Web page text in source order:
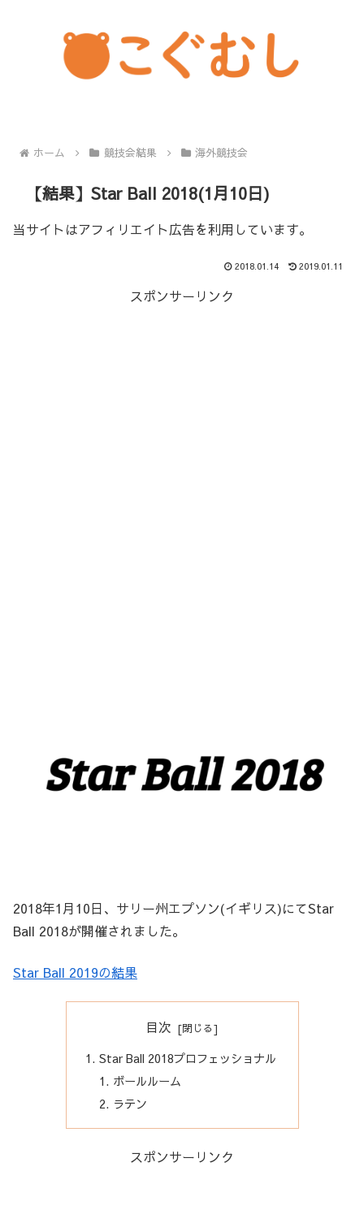
ホーム 競技会結果 海外競技会
【結果】Star Ball 2018(1月10日)
当サイトはアフィリエイト広告を利用しています。
2018.01.14 2019.01.11
スポンサーリンク
2018年1月10日、サリー州エプソン(イギリス)にてStar
Ball 2018が開催されました。
Star Ball 2019の結果
目次
Star Ball 2018プロフェッショナル
ボールルーム
ラテン
スポンサーリンク